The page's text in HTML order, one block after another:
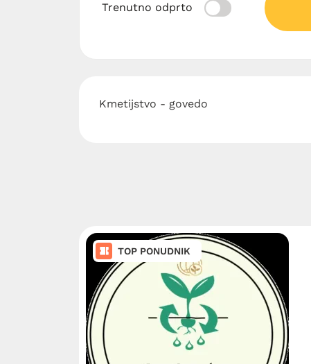
Trenutno odprto
Kmetijstvo - govedo
TOP PONUDNIK